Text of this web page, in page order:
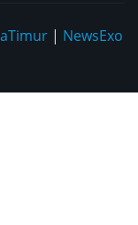
| NewsExo